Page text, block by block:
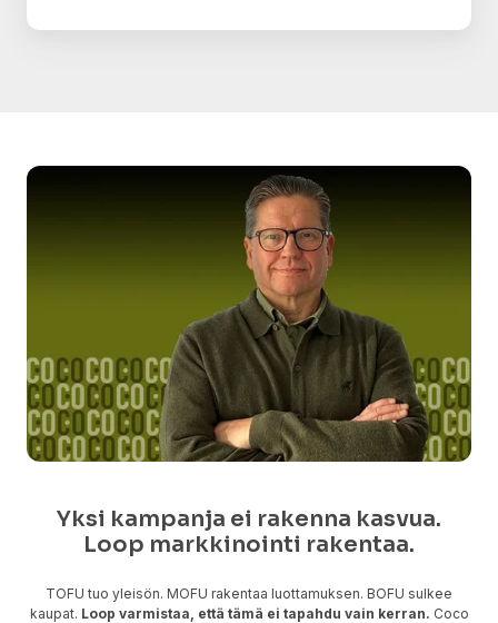
Yksi kampanja ei rakenna kasvua.
Loop markkinointi rakentaa.
TOFU tuo yleisön. MOFU rakentaa luottamuksen. BOFU sulkee
kaupat. Loop varmistaa, että tämä ei tapahdu vain kerran. Coco